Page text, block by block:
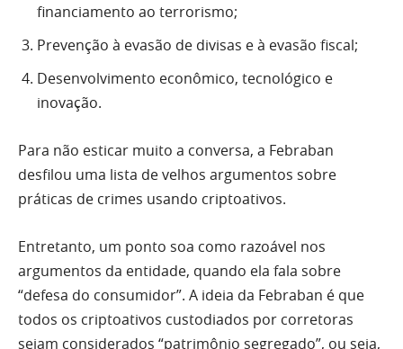
financiamento ao terrorismo;
Prevenção à evasão de divisas e à evasão fiscal;
Desenvolvimento econômico, tecnológico e
inovação.
Para não esticar muito a conversa, a Febraban
desfilou uma lista de velhos argumentos sobre
práticas de crimes usando criptoativos.
Entretanto, um ponto soa como razoável nos
argumentos da entidade, quando ela fala sobre
“defesa do consumidor”. A ideia da Febraban é que
todos os criptoativos custodiados por corretoras
sejam considerados “patrimônio segregado”, ou seja,